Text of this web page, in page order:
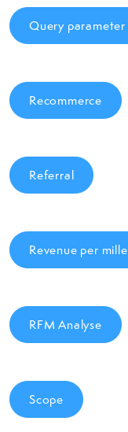
Query parameter
Recommerce
Referral
Revenue per mille
RFM Analyse
Scope